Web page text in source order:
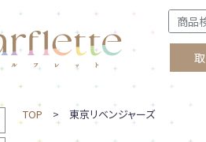
TOP > 東京リベンジャーズ